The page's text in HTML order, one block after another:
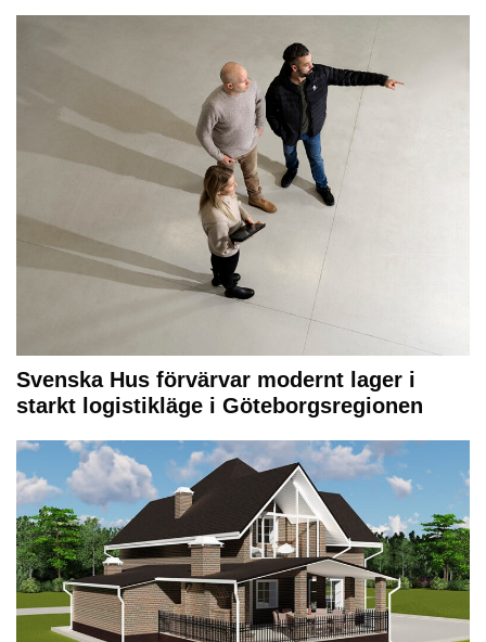
Svenska Hus förvärvar modernt lager i
starkt logistikläge i Göteborgsregionen